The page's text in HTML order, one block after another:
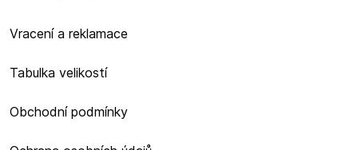
Vracení a reklamace
Tabulka velikostí
Obchodní podmínky